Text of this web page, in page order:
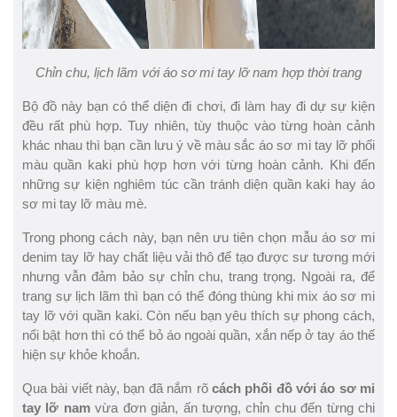
Chỉn chu, lịch lãm với áo sơ mi tay lỡ nam hợp thời trang
Bộ đồ này bạn có thể diện đi chơi, đi làm hay đi dự sự kiện
đều rất phù hợp. Tuy nhiên, tùy thuộc vào từng hoàn cảnh
khác nhau thì bạn cần lưu ý về màu sắc áo sơ mi tay lỡ phối
màu quần kaki phù hợp hơn với từng hoàn cảnh. Khi đến
những sự kiện nghiêm túc cần tránh diện quần kaki hay áo
sơ mi tay lỡ màu mè.
Trong phong cách này, bạn nên ưu tiên chọn mẫu áo sơ mi
denim tay lỡ hay chất liệu vải thô để tạo được sư tương mới
nhưng vẫn đảm bảo sự chỉn chu, trang trọng. Ngoài ra, để
trang sự lịch lãm thì bạn có thể đóng thùng khi mix áo sơ mi
tay lỡ với quần kaki. Còn nếu bạn yêu thích sự phong cách,
nổi bật hơn thì có thể bỏ áo ngoài quần, xắn nếp ở tay áo thế
hiện sự khỏe khoắn.
Qua bài viết này, bạn đã nắm rõ cách phối đồ với áo sơ mi
tay lỡ namvừa đơn giản, ấn tượng, chỉn chu đến từng chi